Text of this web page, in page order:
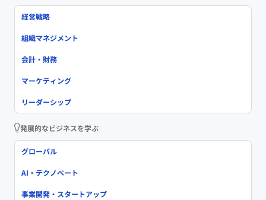
経営戦略
組織マネジメント
会計・財務
マーケティング
リーダーシップ
発展的なビジネスを学ぶ
グローバル
AI・テクノベート
事業開発・スタートアップ